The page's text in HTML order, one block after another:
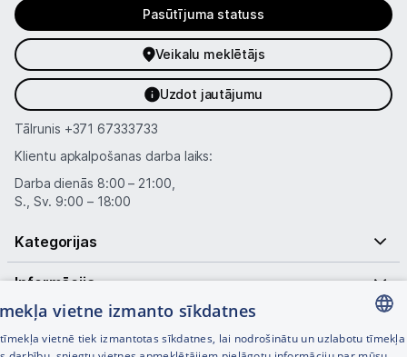
Pasūtījuma statuss
Veikalu meklētājs
Uzdot jautājumu
Tālrunis +371 67333733
Klientu apkalpošanas darba laiks:
Darba dienās 8:00 – 21:00,
S., Sv. 9:00 – 18:00
Kategorijas
Informācija
Noderīgas saites
LATVIAN
vietne izmanto sīkdatnes
vietnē tiek izmantotas sīkdatnes, lai nodrošinātu un uzlabotu tīmekļa